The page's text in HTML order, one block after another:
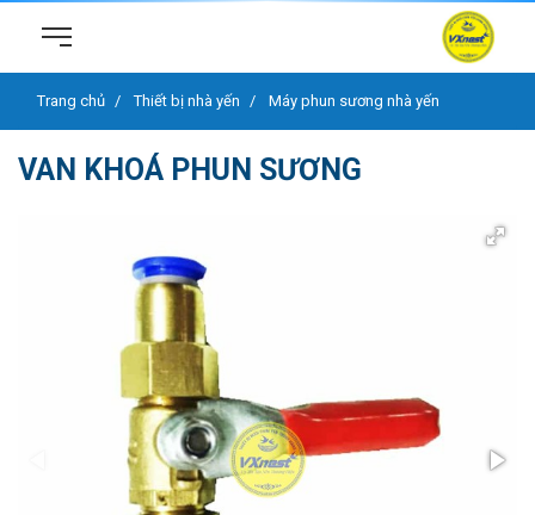
Trang chủ Thiết bị nhà yến Máy phun sương nhà yến
VAN KHOÁ PHUN SƯƠNG